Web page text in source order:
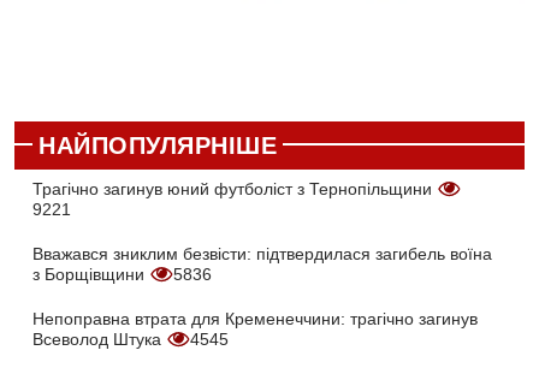
НАЙПОПУЛЯРНІШЕ
Трагічно загинув юний футболіст з Тернопільщини
9221
Вважався зниклим безвісти: підтвердилася загибель воїна
з Борщівщини
5836
Непоправна втрата для Кременеччини: трагічно загинув
Всеволод Штука
4545